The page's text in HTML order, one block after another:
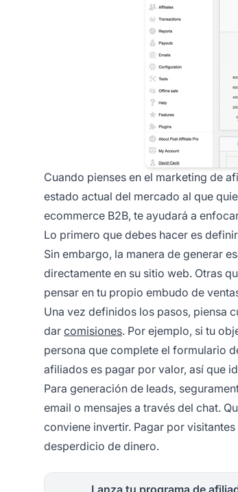
Cuando pienses en el marketing de
estado actual del mercado al que
ecommerce B2B, te ayudará a
Lo primero que debes hacer es
Sin embargo, la manera de generar
directamente en su sitio web. Otras
pensar en tu propio embudo de
Una vez definidos los pasos, piensa
dar comisiones. Por ejemplo, si tu
persona que complete el formulario
afiliados es pagar por valor, así que
Para generación de leads,
email o mensajes a través del chat.
conviene invertir. Pagar por
desperdicio de dinero.
Lanza tu programa de